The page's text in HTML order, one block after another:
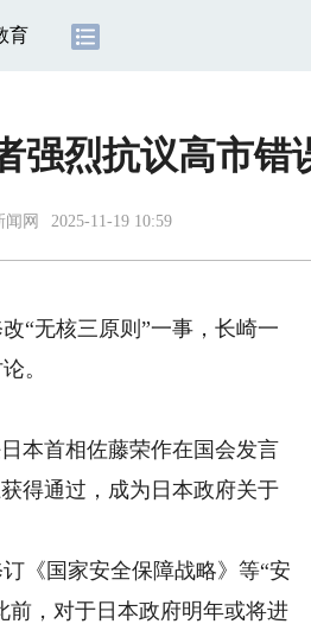
育
强烈抗议高市错
闻网 2025-11-19 10:59
“无核三原则”一事，长崎一
。
本首相佐藤荣作在国会发言
得通过，成为日本政府关于
《国家安全保障战略》等“安
前，对于日本政府明年或将进